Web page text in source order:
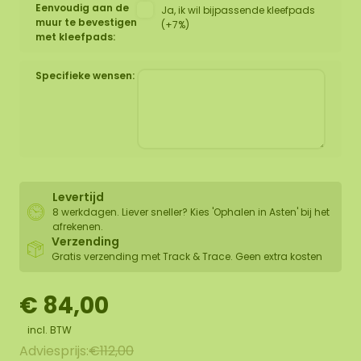
Eenvoudig aan de
muur te bevestigen
met kleefpads:
Ja, ik wil bijpassende kleefpads
(+7%)
Specifieke wensen:
Levertijd
8 werkdagen. Liever sneller? Kies 'Ophalen in Asten' bij het
afrekenen.
Verzending
Gratis verzending met Track & Trace. Geen extra kosten
€ 84,00
incl. BTW
Adviesprijs:€112,00